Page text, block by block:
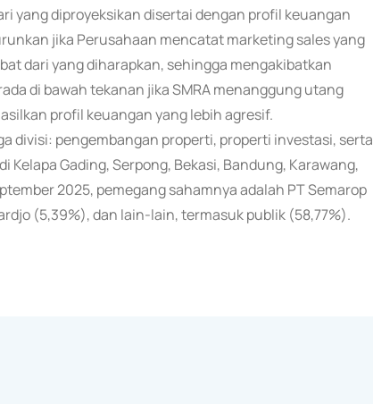
yang diproyeksikan disertai dengan profil keuangan
jika Perusahaan mencatat marketing sales yang
dari yang diharapkan, sehingga mengakibatkan
di bawah tekanan jika SMRA menanggung utang
profil keuangan yang lebih agresif.
divisi: pengembangan properti, properti investasi, serta
Gading, Serpong, Bekasi, Bandung, Karawang,
2025, pemegang sahamnya adalah PT Semarop
(5,39%), dan lain-lain, termasuk publik (58,77%).